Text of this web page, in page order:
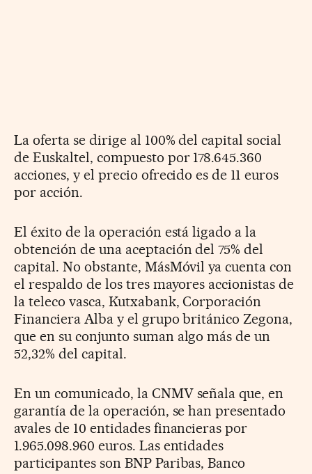
La oferta se dirige al 100% del capital social
de Euskaltel, compuesto por 178.645.360
acciones, y el precio ofrecido es de 11 euros
por acción.
El éxito de la operación está ligado a la
obtención de una aceptación del 75% del
capital. No obstante, MásMóvil ya cuenta con
el respaldo de los tres mayores accionistas de
la teleco vasca, Kutxabank, Corporación
Financiera Alba y el grupo británico Zegona,
que en su conjunto suman algo más de un
52,32% del capital.
En un comunicado, la CNMV señala que, en
garantía de la operación, se han presentado
avales de 10 entidades financieras por
1.965.098.960 euros. Las entidades
participantes son BNP Paribas, Banco